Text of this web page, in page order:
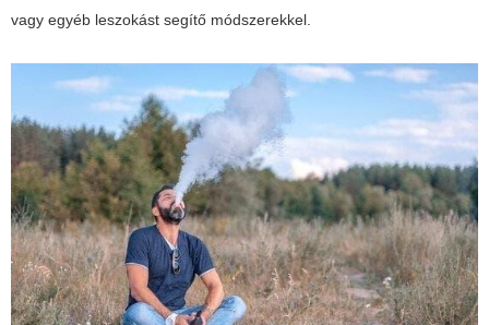
vagy egyéb leszokást segítő módszerekkel.